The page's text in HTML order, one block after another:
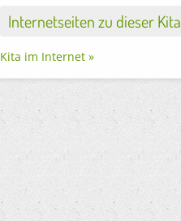
Internetseiten zu dieser Kita
Kita im Internet »